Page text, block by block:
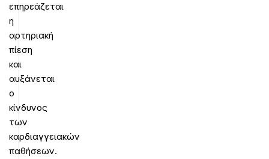
επηρεάζεται
η
αρτηριακή
πίεση
και
αυξάνεται
ο
κίνδυνος
των
καρδιαγγειακών
παθήσεων.